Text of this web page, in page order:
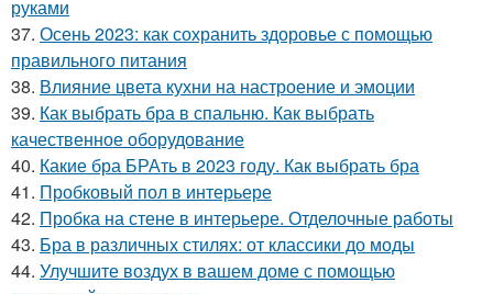
руками
37. Осень 2023: как сохранить здоровье с помощью
правильного питания
38. Влияние цвета кухни на настроение и эмоции
39. Как выбрать бра в спальню. Как выбрать
качественное оборудование
40. Какие бра БРАть в 2023 году. Как выбрать бра
41. Пробковый пол в интерьере
42. Пробка на стене в интерьере. Отделочные работы
43. Бра в различных стилях: от классики до моды
44. Улучшите воздух в вашем доме с помощью